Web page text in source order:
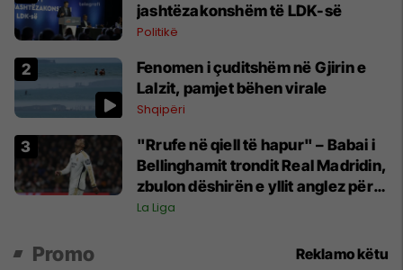
jashtëzakonshëm të LDK-së
Politikë
Fenomen i çuditshëm në Gjirin e
Lalzit, pamjet bëhen virale
Shqipëri
"Rrufe në qiell të hapur" – Babai i
Bellinghamit trondit Real Madridin,
zbulon dëshirën e yllit anglez për
largim
La Liga
Promo Reklamo këtu